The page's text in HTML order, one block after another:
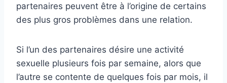
partenaires peuvent être à l’origine de certains
des plus gros problèmes dans une relation.
Si l’un des partenaires désire une activité
sexuelle plusieurs fois par semaine, alors que
l’autre se contente de quelques fois par mois, il